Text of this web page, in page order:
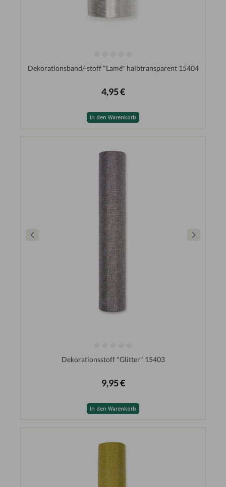
Dekorationsband/-stoff "Lamé" halbtransparent 15404
4,95 €
In den Warenkorb
Dekorationsstoff "Glitter" 15403
9,95 €
In den Warenkorb